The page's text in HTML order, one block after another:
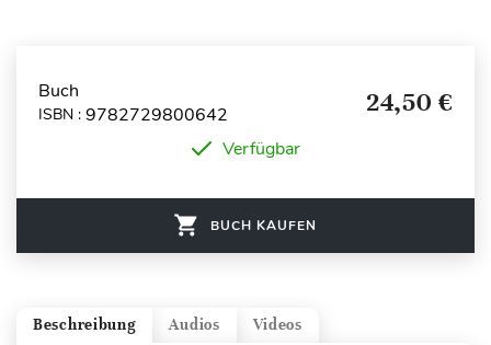
Buch
ISBN : 9782729800642 24,50 €
Verfügbar
BUCH KAUFEN
Videos
Audios
Beschreibung